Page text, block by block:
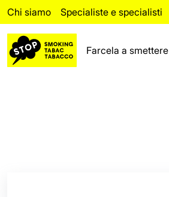
Chi siamo Specialiste e specialisti
Farcela a smettere